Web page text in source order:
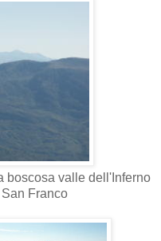
boscosa valle dell'Inferno
Franco